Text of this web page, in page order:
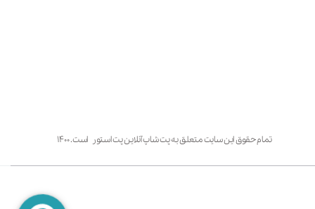
تمام حقوق این سایت متعلق به پت شاپ آنلاین پت استور است. ۱۴۰۰